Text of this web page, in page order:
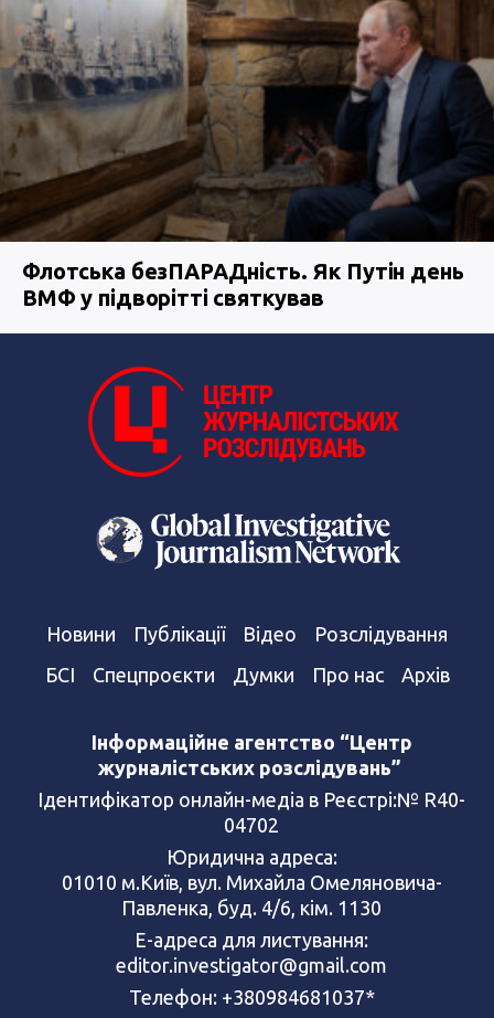
Флотська безПАРАДність. Як Путін день
ВМФ у підворітті святкував
Новини Публікації Відео
Розслідування
БСІ
Спецпроєкти Думки Про нас Архів
Інформаційне агентство “Центр
журналістських розслідувань”
Ідентифікатор онлайн-медіа в Реєстрі:№ R40-
04702
Юридична адреса:
01010 м.Київ, вул. Михайла Омеляновича-
Павленка, буд. 4/6, кім. 1130
Е-адреса для листування:
editor.investigator@gmail.com
Телефон: +380984681037*